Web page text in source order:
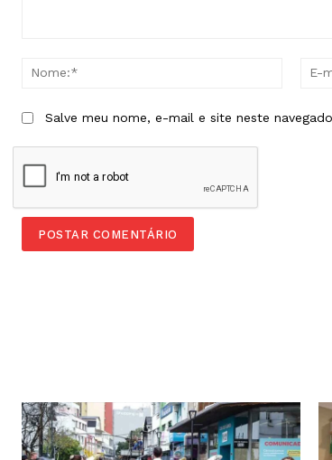
Nome:*
Salve meu nome, e-mail e site neste